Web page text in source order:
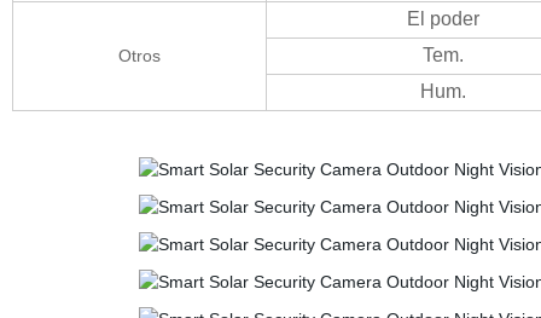
Otros
El poder
Tem.
Hum.